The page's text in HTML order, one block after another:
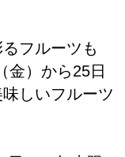
フルーツも
金）から25日
しいフルーツ